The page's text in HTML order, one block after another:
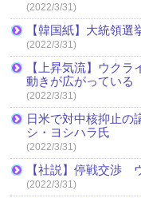
(2022/3/31)
【韓国紙】大統領
(2022/3/31)
【上昇気流】ウク
動きが広がっている
(2022/3/31)
日米で対中核抑止の
シ・ヨシハラ氏
(2022/3/31)
【社説】停戦交渉
(2022/3/31)